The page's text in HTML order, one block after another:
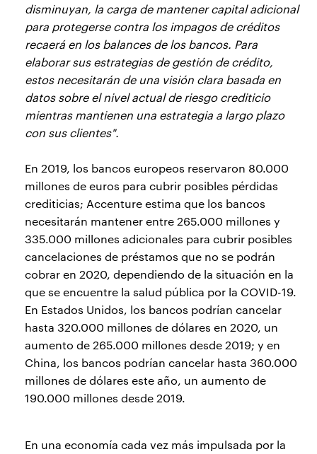
disminuyan, la carga de mantener capital adicional
para protegerse contra los impagos de créditos
recaerá en los balances de los bancos. Para
elaborar sus estrategias de gestión de crédito,
estos necesitarán de una visión clara basada en
datos sobre el nivel actual de riesgo crediticio
mientras mantienen una estrategia a largo plazo
con sus clientes".
En 2019, los bancos europeos reservaron 80.000
millones de euros para cubrir posibles pérdidas
crediticias; Accenture estima que los bancos
necesitarán mantener entre 265.000 millones y
335.000 millones adicionales para cubrir posibles
cancelaciones de préstamos que no se podrán
cobrar en 2020, dependiendo de la situación en la
que se encuentre la salud pública por la COVID-19.
En Estados Unidos, los bancos podrían cancelar
hasta 320.000 millones de dólares en 2020, un
aumento de 265.000 millones desde 2019; y en
China, los bancos podrían cancelar hasta 360.000
millones de dólares este año, un aumento de
190.000 millones desde 2019.
En una economía cada vez más impulsada por la